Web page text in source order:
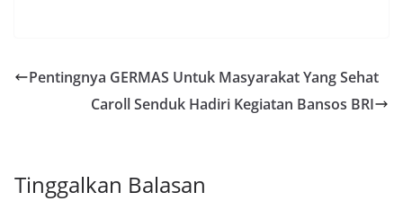
Pentingnya GERMAS Untuk Masyarakat Yang Sehat
Caroll Senduk Hadiri Kegiatan Bansos BRI
Tinggalkan Balasan